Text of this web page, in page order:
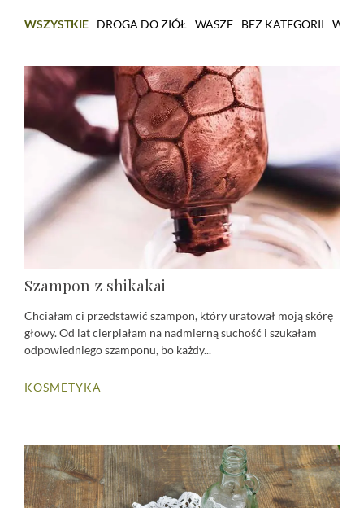
WSZYSTKIE DROGA DO ZIÓŁ WASZE BEZ KATEGORII
Szampon z shikakai
Chciałam ci przedstawić szampon, który uratował moją skórę
głowy. Od lat cierpiałam na nadmierną suchość i szukałam
odpowiedniego szamponu, bo każdy...
KOSMETYKA